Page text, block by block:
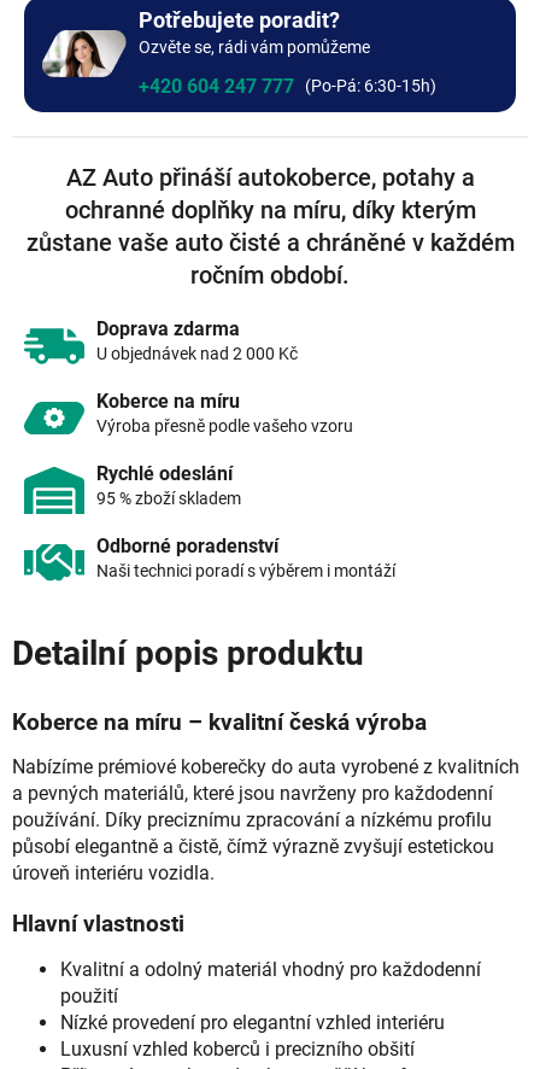
Bez výšivky
+0 Kč
Potřebujete poradit?
Ozvěte se, rádi vám pomůžeme
+420 604 247 777
AZ Auto přináší autokoberce, potahy a
ochranné doplňky na míru, díky kterým
zůstane vaše auto čisté a chráněné v každém
ročním období.
Doprava zdarma
U objednávek nad 2 000 Kč
Koberce na míru
Výroba přesně podle vašeho vzoru
Rychlé odeslání
95 % zboží skladem
Odborné poradenství
Naši technici poradí s výběrem i montáží
Detailní popis produktu
Koberce na míru – kvalitní česká výroba
Nabízíme prémiové koberečky do auta vyrobené z kvalitních
a pevných materiálů, které jsou navrženy pro každodenní
používání. Díky preciznímu zpracování a nízkému profilu
působí elegantně a čistě, čímž výrazně zvyšují estetickou
úroveň interiéru vozidla.
Hlavní vlastnosti
Kvalitní a odolný materiál vhodný pro každodenní
použití
Nízké provedení pro elegantní vzhled interiéru
Luxusní vzhled koberců i precizního obšití